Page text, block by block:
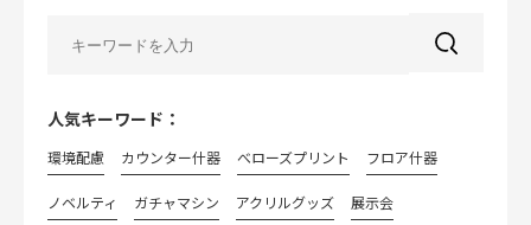
人気キーワード：
環境配慮 カウンター什器 べローズプリント フロア什器
ノベルティ ガチャマシン アクリルグッズ 展示会